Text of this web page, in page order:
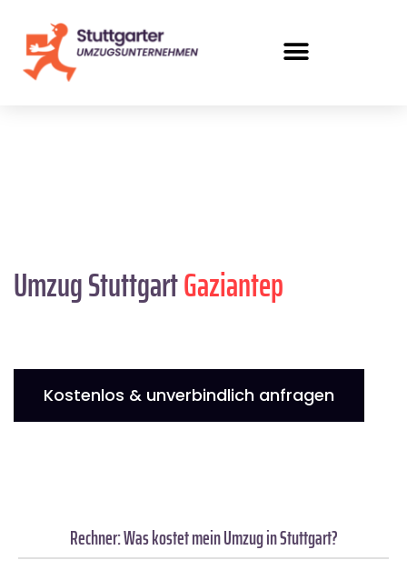
Umzug StuttgartGaziantep
Kostenlos & unverbindlich anfragen
Rechner: Was kostet mein Umzug in Stuttgart?